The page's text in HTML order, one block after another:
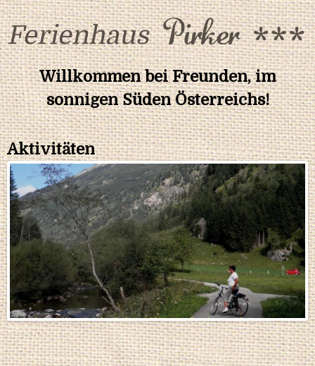
Jump to navigation
Willkommen bei Freunden, im
sonnigen Süden Österreichs!
Aktivitäten